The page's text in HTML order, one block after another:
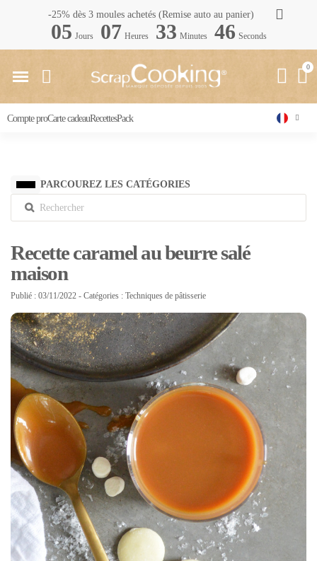
-25% dès 3 moules achetés (Remise auto au panier)
05 Jours 07 Heures 33 Minutes 45 Seconds
Compte proCarte cadeauRecettesPack
PARCOUREZ LES CATÉGORIES
Recette caramel au beurre salé
maison
Publié : 03/11/2022 - Catégories : Techniques de pâtisserie